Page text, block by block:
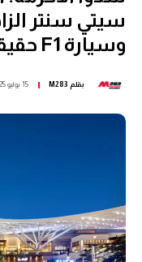
سيتي سنتر
وسيارة F1 حقيقية
بقلم M283 15 يوليو 2025